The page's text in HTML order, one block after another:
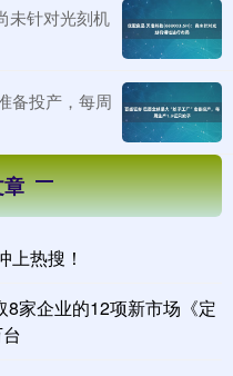
未针对光刻机
备投产，每周
上热搜！
家企业的12项新市场《定